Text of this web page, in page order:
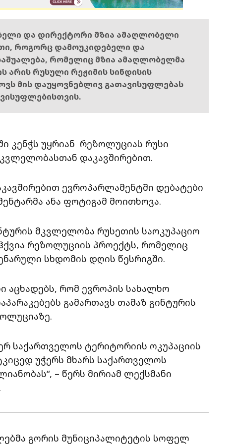
და დირექტორი მზია ამაღლობელი
როგორც დამოუკიდებელი და
რომელიც მზია ამაღლობელმა
არის რუსული რეჟიმის სინდისის
მის დაუყოვნებლივ გათავისუფლებას
კენჭს უყრიან რეზოლუციას რუსი
დაკავშირებით.
ევროპარლამენტში დებატები
ანა ფოტიგამ მოითხოვა.
მკვლელობა რუსეთის საოკუპაციო
რეზოლუციის პროექტს, რომელიც
სხდომის დღის წესრიგში.
აცხადებს, რომ ევროპის სახალხო
გამართავს თამაზ გინტურის
საქართველოს ტერიტორიის ოკუპაციის
უჭერს მხარს საქართველოს
– წერს მირიამ ლექსმანი
გორის მუნიციპალიტეტის სოფელ